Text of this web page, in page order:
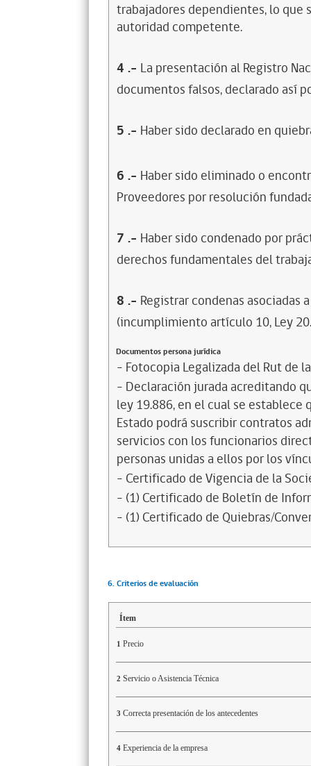
trabajadores dependientes, lo
autoridad competente.
4 .- La presentación al Registro
documentos falsos, declarado así
5 .- Haber sido declarado en
6 .- Haber sido eliminado o
Proveedores por resolución
7 .- Haber sido condenado por
derechos fundamentales del
8 .- Registrar condenas asociadas
(incumplimiento artículo 10, Ley
Documentos persona jurídica
- Fotocopia Legalizada del Rut de
- Declaración jurada acreditando
ley 19.886, en el cual se
Estado podrá suscribir contratos
servicios con los funcionarios
personas unidas a ellos por los
- Certificado de Vigencia de la
- (1) Certificado de Boletín de
- (1) Certificado de Quiebras/
6. Criterios de evaluación
Ítem
1 Precio
2 Servicio o Asistencia Técnica
3 Correcta presentación de los antecedentes
4 Experiencia de la empresa